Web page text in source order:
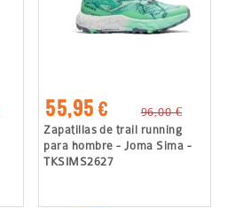
55,95 €
96,00 €
Zapatillas de trail running
para hombre - Joma Sima -
TKSIMS2627